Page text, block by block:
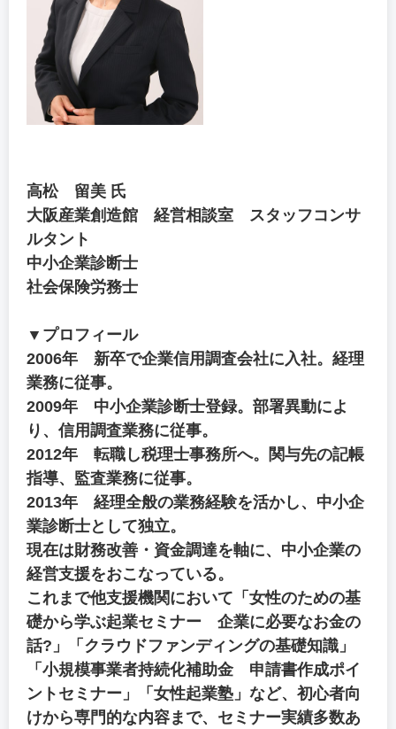
高松 留美 氏
大阪産業創造館 経営相談室 スタッフコンサ
ルタント
中小企業診断士
社会保険労務士
▼プロフィール
2006年 新卒で企業信用調査会社に入社。経理
業務に従事。
2009年 中小企業診断士登録。部署異動によ
り、信用調査業務に従事。
2012年 転職し税理士事務所へ。関与先の記帳
指導、監査業務に従事。
2013年 経理全般の業務経験を活かし、中小企
業診断士として独立。
現在は財務改善・資金調達を軸に、中小企業の
経営支援をおこなっている。
これまで他支援機関において「女性のための基
礎から学ぶ起業セミナー 企業に必要なお金の
話?」「クラウドファンディングの基礎知識」
「小規模事業者持続化補助金 申請書作成ポイ
ントセミナー」「女性起業塾」など、初心者向
けから専門的な内容まで、セミナー実績多数あ